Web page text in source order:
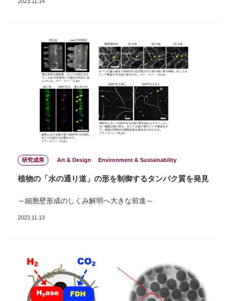
研究成果 Art & Design Environment & Sustainability
植物の「水の通り道」の形を制御するタンパク質を発見
～細胞壁形成のしくみ解明へ大きな前進～
2023.11.13